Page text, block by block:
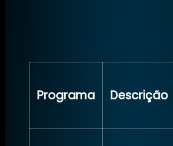
Programa Descrição